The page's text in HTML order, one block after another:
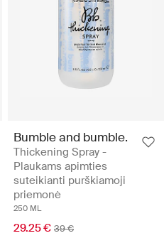
Bumble and bumble.
Thickening Spray -
Plaukams apimties
suteikianti purškiamoji
priemonė
250 ML
29.25 € 39 €